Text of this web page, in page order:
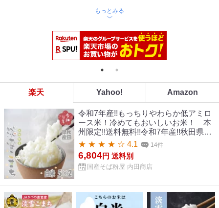
もっとみる
楽天 Yahoo! Amazon
令和7年産!!もっちりやわらか低アミロ
ース米！冷めてもおいしいお米！ 本
州限定!!送料無料!!令和7年産!!秋田県能
代産・淡雪こまち白米10kg【5kg×2】
※一部地域別途送料掛かります
★ ★ ★ ★ ☆ 4.1 14件
6,804円 送料別
国産そば粉屋 内田商店